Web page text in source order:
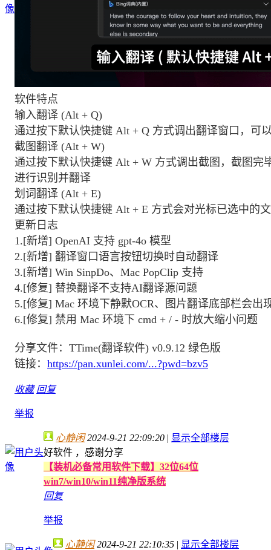
软件特点
输入翻译 (Alt + Q)
通过按下默认快捷键 Alt + Q 方式调出翻译窗口，可
截图翻译 (Alt + W)
通过按下默认快捷键 Alt + W 方式调出截图，截图完
进行识别并翻译
划词翻译 (Alt + E)
通过按下默认快捷键 Alt + E 方式会对光标已选中的
更新日志
1.[新增] OpenAI 支持 gpt-4o 模型
2.[新增] 翻译窗口语言按钮切换时自动翻译
3.[新增] Win SinpDo、Mac PopClip 支持
4.[修复] 替换翻译不支持AI翻译源问题
5.[修复] Mac 环境下静默OCR、图片翻译底部栏会出
6.[修复] 禁用 Mac 环境下 cmd + / - 时放大缩小问题
分享文件：TTime(翻译软件) v0.9.12 绿色版
链接： https://pan.xunlei.com/...?pwd=bzv5
收藏 回复
举报
心静闲2024-9-21 22:09:20 | 显示全部楼层
好软件 ，感谢分享
【装机必备常用软件下载】32位64位
win7/win10/win11纯净版系统
回复
举报
心静闲2024-9-21 22:10:35 | 显示全部楼层